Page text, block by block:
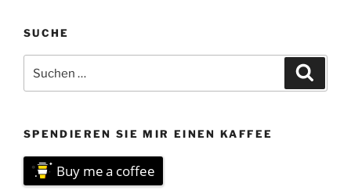
SUCHE
nach:
SPENDIEREN SIE MIR EINEN KAFFEE
Buy me a coffee